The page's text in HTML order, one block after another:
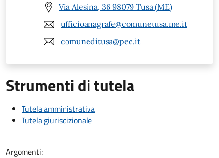
Via Alesina, 36 98079 Tusa (ME)
ufficioanagrafe@comunetusa.me.it
comuneditusa@pec.it
Strumenti di tutela
Tutela amministrativa
Tutela giurisdizionale
Argomenti: